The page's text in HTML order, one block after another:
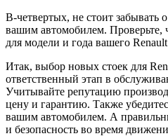
В-четвертых, не стоит забывать
вашим автомобилем. Проверьте,
для модели и года вашего
Итак, выбор новых стоек для
ответственный этап в
Учитывайте репутацию
цену и гарантию. Также
вашим автомобилем. А
и безопасность во время